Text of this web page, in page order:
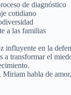
de diagnóstico
cotidiano
a las familias
influyente en la
a transformar el
Miriam habla de